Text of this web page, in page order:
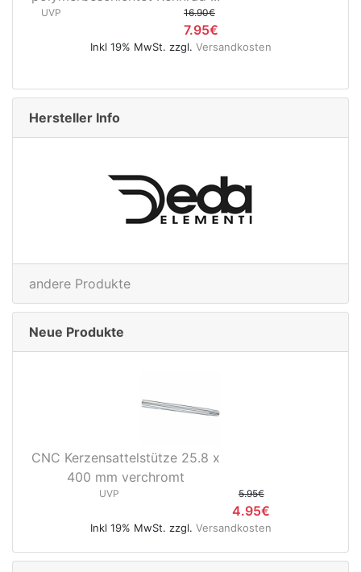
Inkl 19% MwSt. zzgl.
Hersteller Info
andere Produkte
Neue Produkte
CNC Kerzensattelstütze 25.8 x
400 mm verchromt
UVP 5.95€
4.95€
Inkl 19% MwSt. zzgl. Versandkosten